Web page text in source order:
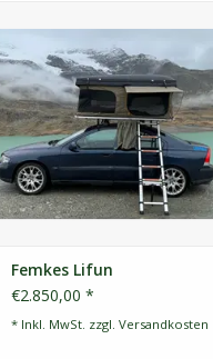
Ein Dachzelt für 2 Personen. Das
Hartschalen-Dachzelt ist mit
Raptor-Lack lackiert.
ZUM WARENKORB HINZUFÜGEN
Femkes Lifun
€2.850,00 *
* Inkl. MwSt. zzgl. Versandkosten